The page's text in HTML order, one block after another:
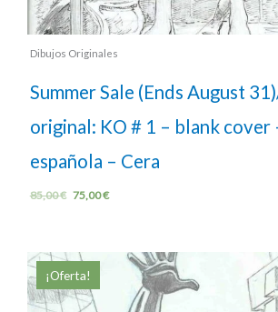
Dibujos Originales
Summer Sale (Ends August
original: KO # 1 – blank cover
española – Cera
85,00€ 75,00€
¡Oferta!